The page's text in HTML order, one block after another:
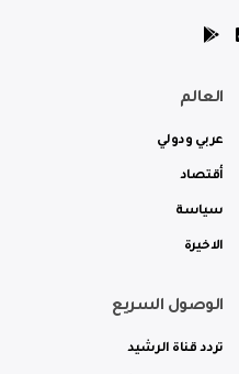
العالم
عربي ودولي
أقتصاد
سياسة
الاخيرة
الوصول السريع
تردد قناة الرشيد